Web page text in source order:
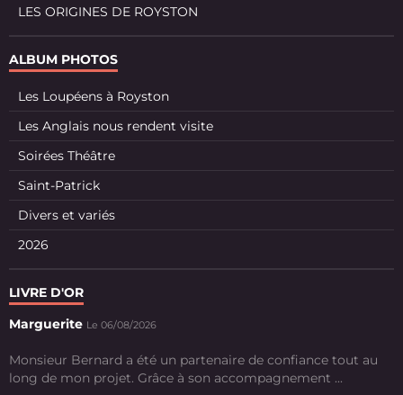
LES ORIGINES DE ROYSTON
ALBUM PHOTOS
Les Loupéens à Royston
Les Anglais nous rendent visite
Soirées Théâtre
Saint-Patrick
Divers et variés
2026
LIVRE D'OR
Marguerite Le 06/08/2026
Monsieur Bernard a été un partenaire de confiance tout au
long de mon projet. Grâce à son accompagnement ...